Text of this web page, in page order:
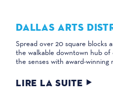
DALLAS ARTS
Spread over 20 square blocks
the walkable downtown hub
the senses with award-winning
LIRE LA SUITE